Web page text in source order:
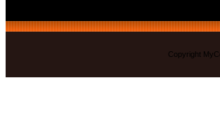
Copyright